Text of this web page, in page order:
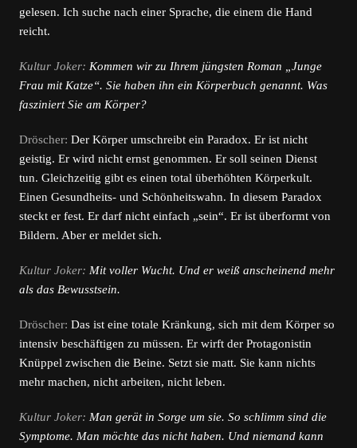
gelesen. Ich suche nach einer Sprache, die einem die Hand
reicht.
Kultur Joker: Kommen wir zu Ihrem jüngsten Roman „Junge
Frau mit Katze“. Sie haben ihn ein Körperbuch genannt. Was
fasziniert Sie am Körper?
Dröscher: Der Körper umschreibt ein Paradox. Er ist nicht
geistig. Er wird nicht ernst genommen. Er soll seinen Dienst
tun. Gleichzeitig gibt es einen total überhöhten Körperkult.
Einen Gesundheits- und Schönheitswahn. In diesem Paradox
steckt er fest. Er darf nicht einfach „sein“. Er ist überformt von
Bildern. Aber er meldet sich.
Kultur Joker: Mit voller Wucht. Und er weiß anscheinend mehr
als das Bewusstsein.
Dröscher: Das ist eine totale Kränkung, sich mit dem Körper so
intensiv beschäftigen zu müssen. Er wirft der Protagonistin
Knüppel zwischen die Beine. Setzt sie matt. Sie kann nichts
mehr machen, nicht arbeiten, nicht leben.
Kultur Joker: Man gerät in Sorge um sie. So schlimm sind die
Symptome. Man möchte das nicht haben. Und niemand kann